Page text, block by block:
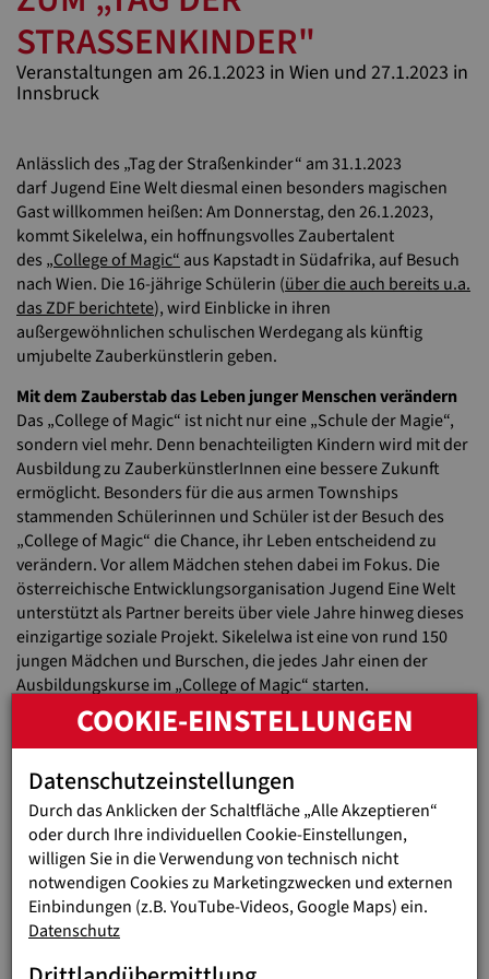
STRASSENKINDER"
Veranstaltungen am 26.1.2023 in Wien und 27.1.2023 in
Innsbruck
Anlässlich des „Tag der Straßenkinder“ am 31.1.2023
darf Jugend Eine Welt diesmal einen besonders magischen
Gast willkommen heißen: Am Donnerstag, den 26.1.2023,
kommt Sikelelwa, ein hoffnungsvolles Zaubertalent
des „College of Magic“ aus Kapstadt in Südafrika, auf Besuch
nach Wien. Die 16-jährige Schülerin (über die auch bereits u.a.
das ZDF berichtete), wird Einblicke in ihren
außergewöhnlichen schulischen Werdegang als künftig
umjubelte Zauberkünstlerin geben.
Mit dem Zauberstab das Leben junger Menschen verändern
Das „College of Magic“ ist nicht nur eine „Schule der Magie“,
sondern viel mehr. Denn benachteiligten Kindern wird mit der
Ausbildung zu ZauberkünstlerInnen eine bessere Zukunft
ermöglicht. Besonders für die aus armen Townships
stammenden Schülerinnen und Schüler ist der Besuch des
„College of Magic“ die Chance, ihr Leben entscheidend zu
verändern. Vor allem Mädchen stehen dabei im Fokus. Die
österreichische Entwicklungsorganisation Jugend Eine Welt
unterstützt als Partner bereits über viele Jahre hinweg dieses
einzigartige soziale Projekt. Sikelelwa ist eine von rund 150
jungen Mädchen und Burschen, die jedes Jahr einen der
Ausbildungskurse im „College of Magic“ starten.
Ausführliche Infos zum „College Of Magic“ finden Siehier
Previous
COOKIE-EINSTELLUNGEN
Datenschutzeinstellungen
Durch das Anklicken der Schaltfläche „Alle Akzeptieren“
oder durch Ihre individuellen Cookie-Einstellungen,
willigen Sie in die Verwendung von technisch nicht
notwendigen Cookies zu Marketingzwecken und externen
Einbindungen (z.B. YouTube-Videos, Google Maps) ein.
Datenschutz